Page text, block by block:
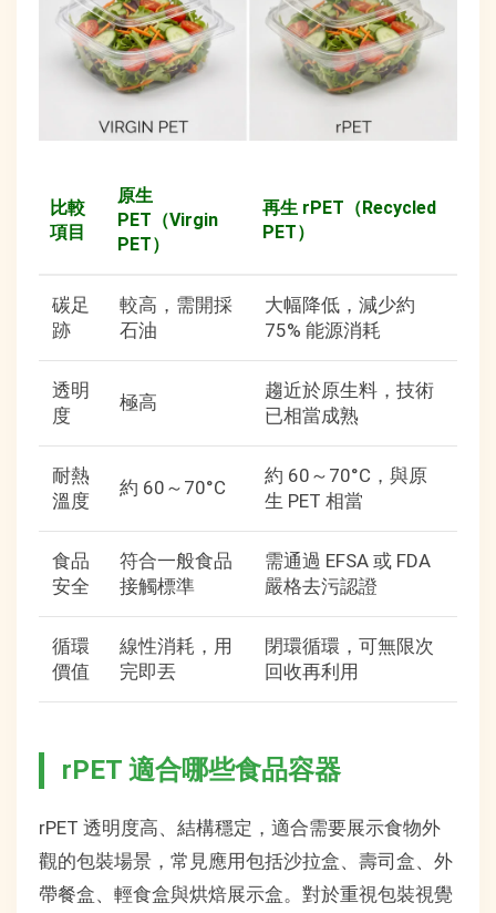
比較
項目
原生
PET（Virgin
PET）
再生 rPET（Recycled
PET）
碳足
跡
較高，需開採
石油
大幅降低，減少約
75% 能源消耗
透明
度
極高
趨近於原生料，技術
已相當成熟
耐熱
溫度
約 60～70°C
約 60～70°C，與原
生 PET 相當
食品
安全
符合一般食品
接觸標準
需通過 EFSA 或 FDA
嚴格去污認證
循環
價值
線性消耗，用
完即丟
閉環循環，可無限次
回收再利用
rPET 適合哪些食品容器
rPET 透明度高、結構穩定，適合需要展示食物外
觀的包裝場景，常見應用包括沙拉盒、壽司盒、外
帶餐盒、輕食盒與烘焙展示盒。對於重視包裝視覺